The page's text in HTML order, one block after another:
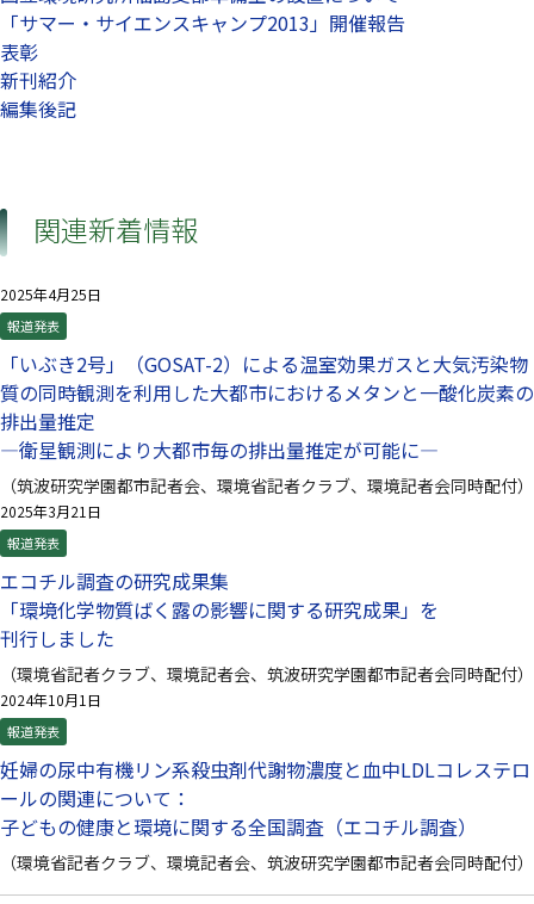
「サマー・サイエンスキャンプ2013」開催報告
表彰
新刊紹介
編集後記
関連新着情報
2025年4月25日
報道発表
「いぶき2号」（GOSAT-2）による温室効果ガスと大気汚染物
質の同時観測を利用した大都市におけるメタンと一酸化炭素の
排出量推定
—衛星観測により大都市毎の排出量推定が可能に—
（筑波研究学園都市記者会、環境省記者クラブ、環境記者会同時配付）
2025年3月21日
報道発表
エコチル調査の研究成果集
「環境化学物質ばく露の影響に関する研究成果」を
刊行しました
（環境省記者クラブ、環境記者会、筑波研究学園都市記者会同時配付）
2024年10月1日
報道発表
妊婦の尿中有機リン系殺虫剤代謝物濃度と血中LDLコレステロ
ールの関連について：
子どもの健康と環境に関する全国調査（エコチル調査）
（環境省記者クラブ、環境記者会、筑波研究学園都市記者会同時配付）